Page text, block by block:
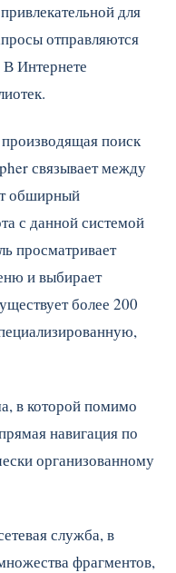
для
отправляются
Интернете
поиск
связывает между
обширный
с данной системой
просматривает
и выбирает
более 200
в которой помимо
навигация по
организованному
служба, в
фрагментов,